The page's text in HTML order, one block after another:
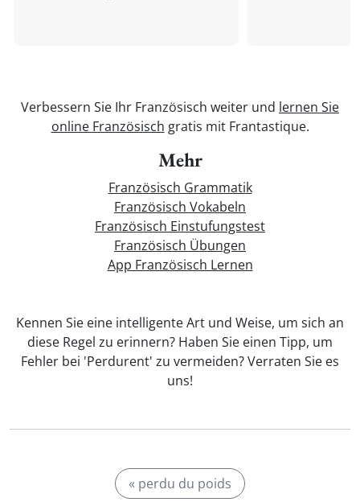
Verbessern Sie Ihr Französisch weiter und lernen Sie
online Französisch gratis mit Frantastique.
Mehr
Französisch Grammatik
Französisch Vokabeln
Französisch Einstufungstest
Französisch Übungen
App Französisch Lernen
Kennen Sie eine intelligente Art und Weise, um sich an
diese Regel zu erinnern? Haben Sie einen Tipp, um
Fehler bei 'Perdurent' zu vermeiden? Verraten Sie es
uns!
« perdu du poids